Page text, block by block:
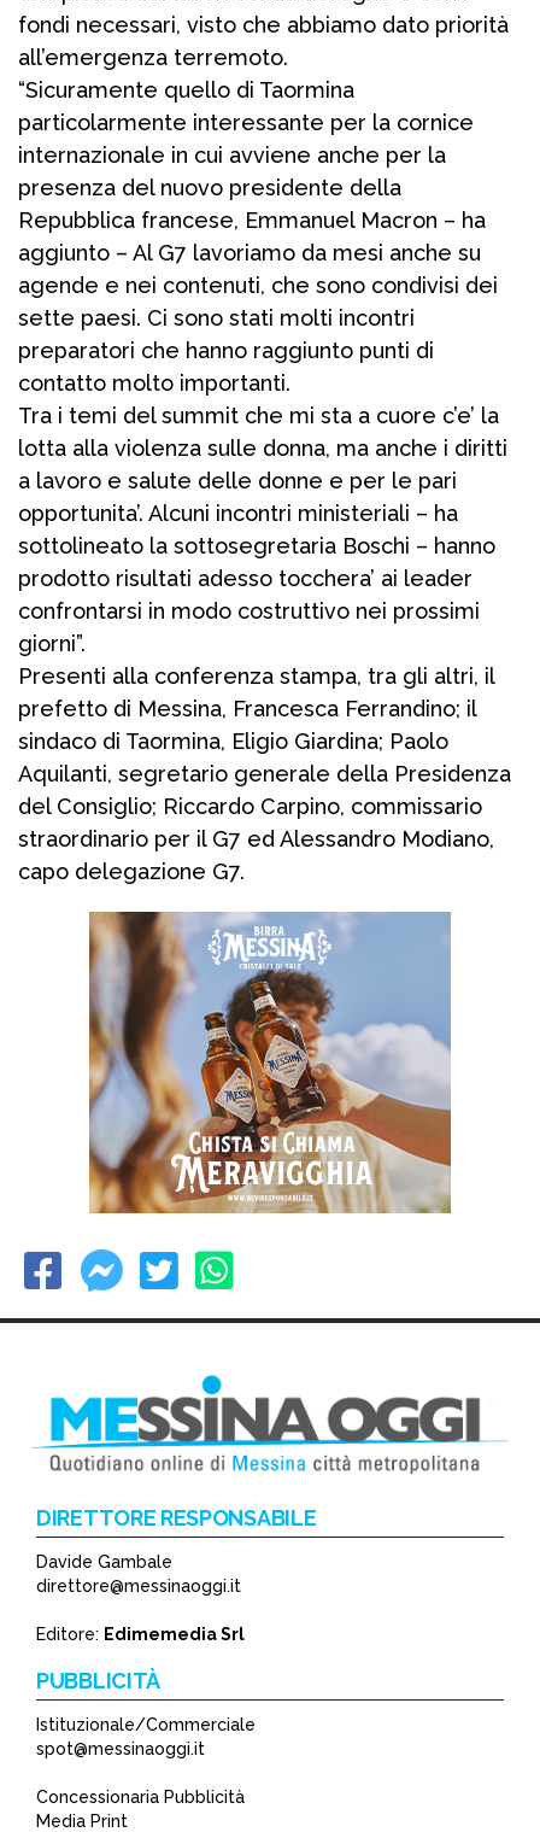
fondi necessari, visto che abbiamo dato priorità
all’emergenza terremoto.
“Sicuramente quello di Taormina
particolarmente interessante per la cornice
internazionale in cui avviene anche per la
presenza del nuovo presidente della
Repubblica francese, Emmanuel Macron – ha
aggiunto – Al G7 lavoriamo da mesi anche su
agende e nei contenuti, che sono condivisi dei
sette paesi. Ci sono stati molti incontri
preparatori che hanno raggiunto punti di
contatto molto importanti.
Tra i temi del summit che mi sta a cuore c’e’ la
lotta alla violenza sulle donna, ma anche i diritti
a lavoro e salute delle donne e per le pari
opportunita’. Alcuni incontri ministeriali – ha
sottolineato la sottosegretaria Boschi – hanno
prodotto risultati adesso tocchera’ ai leader
confrontarsi in modo costruttivo nei prossimi
giorni”.
Presenti alla conferenza stampa, tra gli altri, il
prefetto di Messina, Francesca Ferrandino; il
sindaco di Taormina, Eligio Giardina; Paolo
Aquilanti, segretario generale della Presidenza
del Consiglio; Riccardo Carpino, commissario
straordinario per il G7 ed Alessandro Modiano,
capo delegazione G7.
DIRETTORE RESPONSABILE
Davide Gambale
direttore@messinaoggi.it
Editore: Edimemedia Srl
PUBBLICITÀ
Istituzionale/Commerciale
spot@messinaoggi.it
Concessionaria Pubblicità
Media Print